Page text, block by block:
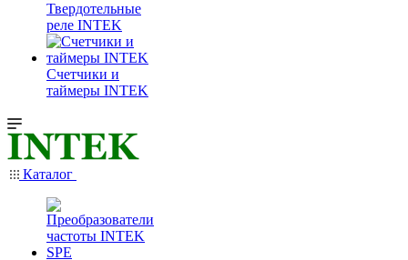
Твердотельные
реле INTEK
Счетчики и
таймеры INTEK
Каталог